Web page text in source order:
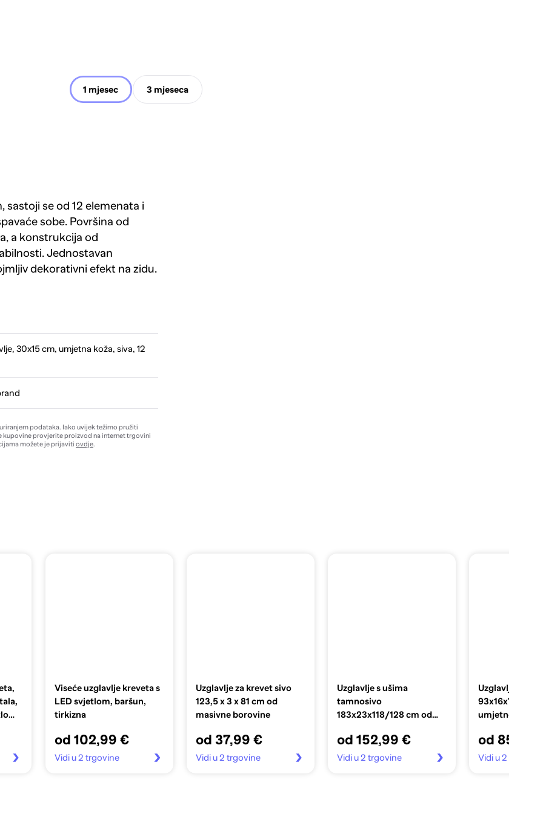
1 mjesec 3 mjeseca
sastoji se od 12 elemenata i
sobe. Površina od
a konstrukcija od
Jednostavan
dekorativni efekt na zidu.
30x15 cm, umjetna koža, siva, 12
podataka. Iako uvijek težimo pružiti
kupovine provjerite proizvod na internet trgovini
možete je prijaviti ovdje.
Viseće uzglavlje kreveta s
LED svjetlom, baršun,
tirkizna
od 102,99 €
Vidi u 2 trgovine
Uzglavlje za krevet sivo
123,5 x 3 x 81 cm od
masivne borovine
od 37,99 €
Vidi u 2 trgovine
Uzglavlje s ušima
tamnosivo
183x23x118/128 cm od
od 152,99 €
Vidi u 2 trgovine
Uzglavlje s
93x16x78/88
umjetne kože
od 85,99
Vidi u 2 trgovine